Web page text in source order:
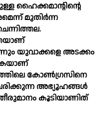
ഹൈക്കമാന്റിന്റെ
മുതിര്‍ന്ന
യുവാക്കളെ അടക്കം
കോണ്‍ഗ്രസിനെ
അഭ്യൂഹങ്ങള്‍
കൂടിയാണിത്